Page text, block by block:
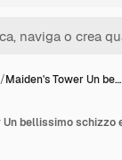
/Maiden's Tower Un be…